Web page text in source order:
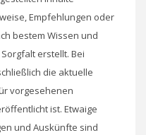
Empfehlungen oder
bestem Wissen und
erstellt. Bei
die aktuelle
vorgesehenen
ist. Etwaige
und Auskünfte sind